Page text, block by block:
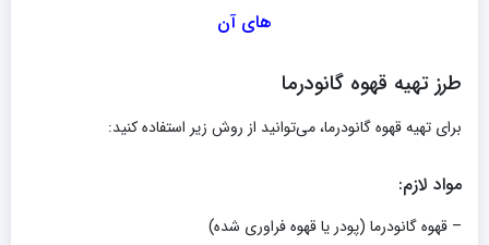
های آن
طرز تهیه قهوه گانودرما
برای تهیه قهوه گانودرما، می‌توانید از روش زیر استفاده کنید:
مواد لازم:
– قهوه گانودرما (پودر یا قهوه فراوری شده)